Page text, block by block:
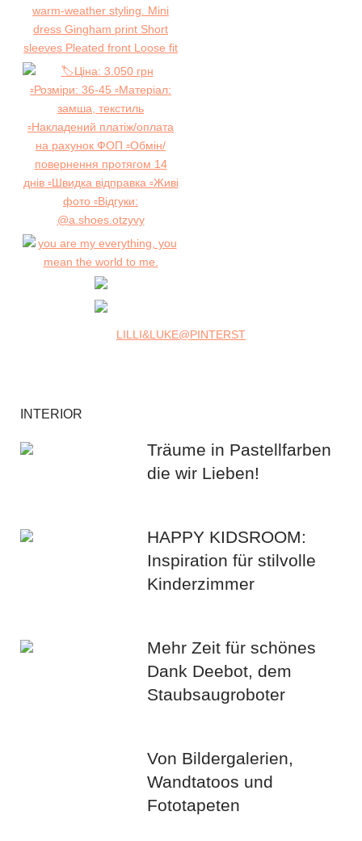
LILLI&LUKE@PINTERST
INTERIOR
Träume in Pastellfarben
die wir Lieben!
HAPPY KIDSROOM:
Inspiration für stilvolle
Kinderzimmer
Mehr Zeit für schönes
Dank Deebot, dem
Staubsaugroboter
Von Bildergalerien,
Wandtatoos und
Fototapeten